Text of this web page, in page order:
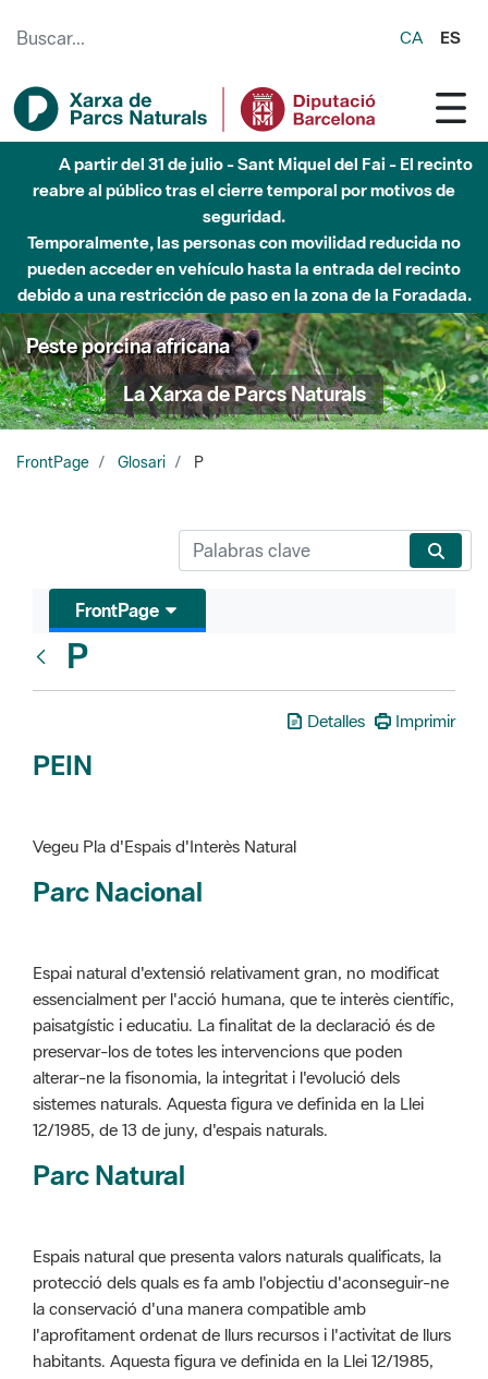
CA ES
Hasta diciembre de 2026 - Parque Fluvial Besós -
Afectaciones en el cauce del Parque Fluvial del Besòs debido
a obras de construcción de una pasarela sobre el río
Peste porcina africana
La Xarxa de Parcs Naturals
FrontPage Glosari P
Glosari
P
PEIN
Vegeu Pla d'Espais d'Interès Natural
Espai natural d'extensió relativament gran, no modificat
preservar-los de totes les intervencions que poden
alterar-ne la fisonomia, la integritat i l'evolució dels
sistemes naturals. Aquesta figura ve definida en la Llei
12/1985, de 13 de juny, d'espais naturals.
Parc Natural
Espais natural que presenta valors naturals qualificats, la
l'aprofitament ordenat de llurs recursos i l'activitat de llurs
habitants. Aquesta figura ve definida en la Llei 12/1985,
de 13 de juny, d'espais naturals.
Patrimoni històricoartístic